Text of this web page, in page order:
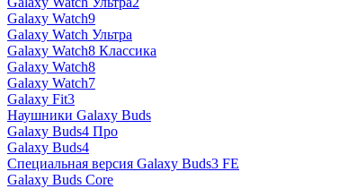
Galaxy Watch9
Galaxy Watch Ультра
Galaxy Watch8 Классика
Galaxy Watch8
Galaxy Watch7
Galaxy Fit3
Наушники Galaxy Buds
Galaxy Buds4 Про
Galaxy Buds4
Специальная версия Galaxy Buds3 FE
Galaxy Buds Core